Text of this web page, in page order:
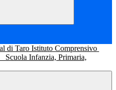
Istituto Comprensivo
Scuola Infanzia, Primaria,